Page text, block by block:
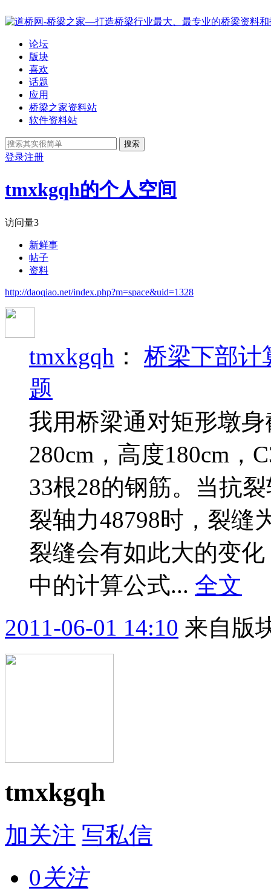
论坛
版块
喜欢
话题
应用
桥梁之家资料站
软件资料站
搜索
登录注册
tmxkgqh的个人空间
访问量3
新鲜事
帖子
资料
http://daoqiao.net/index.php?m=space&uid=1328
tmxkgqh ： 桥梁下部计
题
我用桥梁通对矩形墩
280cm，高度180cm，
33根28的钢筋。当抗
裂轴力48798时，裂缝
裂缝会有如此大的变
中的计算公式... 全文
2011-06-01 14:10 来自版
tmxkgqh
加关注 写私信
0关注